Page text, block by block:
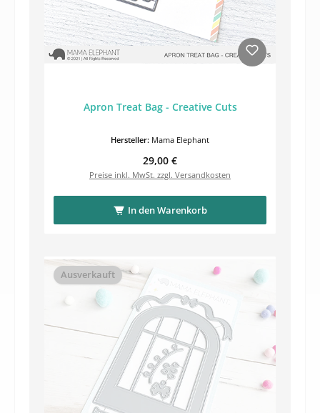
Apron Treat Bag - Creative Cuts
Hersteller: Mama Elephant
Regulärer Preis:
29,00 €
Preise inkl. MwSt. zzgl. Versandkosten
In den Warenkorb
Ausverkauft